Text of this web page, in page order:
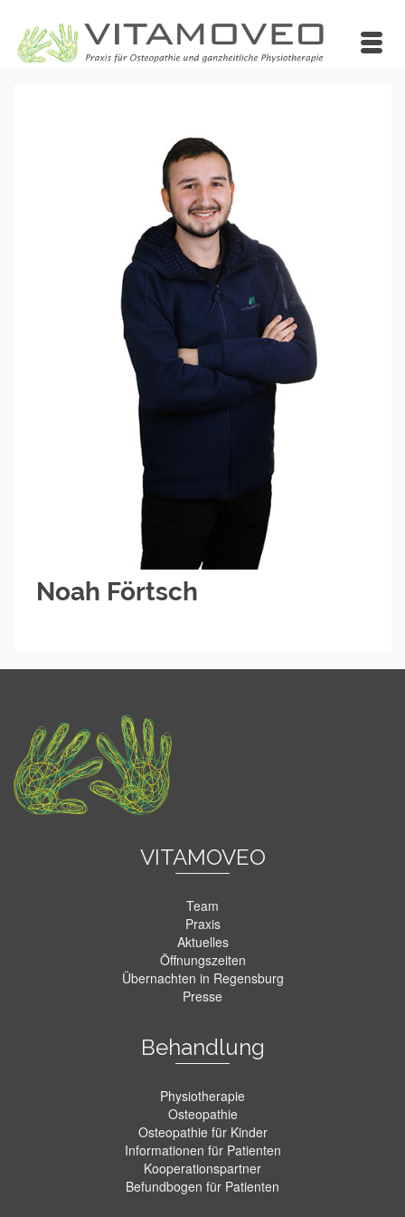
Noah Förtsch
VITAMOVEO
Team
Praxis
Aktuelles
Öffnungszeiten
Übernachten in Regensburg
Presse
Behandlung
Physiotherapie
Osteopathie
Osteopathie für Kinder
Informationen für Patienten
Kooperationspartner
Befundbogen für Patienten